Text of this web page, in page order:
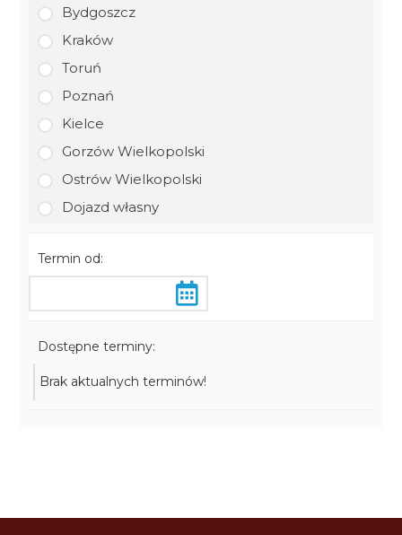
Bydgoszcz
Kraków
Toruń
Poznań
Kielce
Gorzów Wielkopolski
Ostrów Wielkopolski
Dojazd własny
Termin od:
Dostępne terminy:
Brak aktualnych terminów!